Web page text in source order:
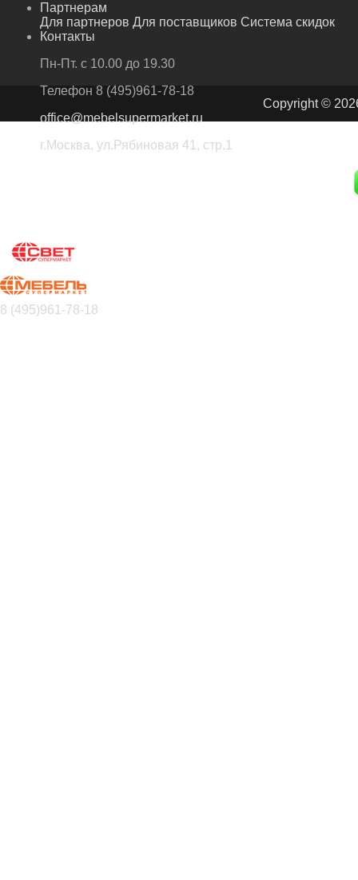
Партнерам
Для партнеров Для поставщиков Система скидок
Контакты
Пн-Пт. с 10.00 до 19.30
Телефон 8 (495)961-78-18
office@mebelsupermarket.ru
г.Москва, ул.Рябиновая 41, стр.1
8 (495)961-78-18
Copyright ©